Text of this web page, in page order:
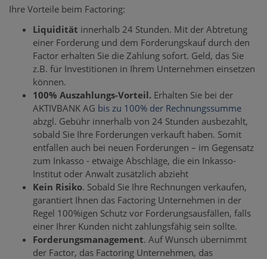
Ihre Vorteile beim Factoring:
Liquidität innerhalb 24 Stunden. Mit der Abtretung
einer Forderung und dem Forderungskauf durch den
Factor erhalten Sie die Zahlung sofort. Geld, das Sie
z.B. für Investitionen in Ihrem Unternehmen einsetzen
können.
100% Auszahlungs-Vorteil. Erhalten Sie bei der
AKTIVBANK AG bis zu 100% der Rechnungssumme
abzgl. Gebühr innerhalb von 24 Stunden ausbezahlt,
sobald Sie Ihre Forderungen verkauft haben. Somit
entfallen auch bei neuen Forderungen – im Gegensatz
zum Inkasso - etwaige Abschläge, die ein Inkasso-
Institut oder Anwalt zusätzlich abzieht
Kein Risiko. Sobald Sie Ihre Rechnungen verkaufen,
garantiert Ihnen das Factoring Unternehmen in der
Regel 100%igen Schutz vor Forderungsausfällen, falls
einer Ihrer Kunden nicht zahlungsfähig sein sollte.
Forderungsmanagement. Auf Wunsch übernimmt
der Factor, das Factoring Unternehmen, das